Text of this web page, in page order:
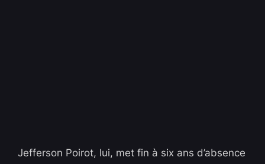
Jefferson Poirot, lui, met fin à six ans d’absence